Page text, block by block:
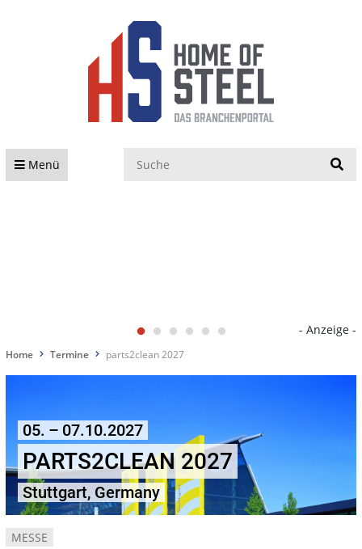
Menü
- Anzeige -
Home Termine parts2clean 2027
05. – 07.10.2027
PARTS2CLEAN 2027
Stuttgart, Germany
MESSE